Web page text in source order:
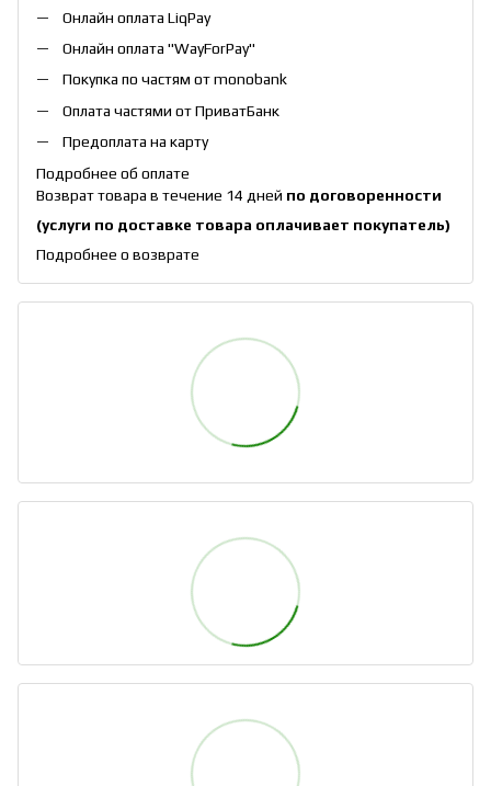
Онлайн оплата LiqPay
Онлайн оплата "WayForPay"
Покупка по частям от monobank
Оплата частями от ПриватБанк
Предоплата на карту
Подробнее об оплате
Возврат товара в течение 14 дней по договоренности
(услуги по доставке товара оплачивает покупатель)
Подробнее о возврате